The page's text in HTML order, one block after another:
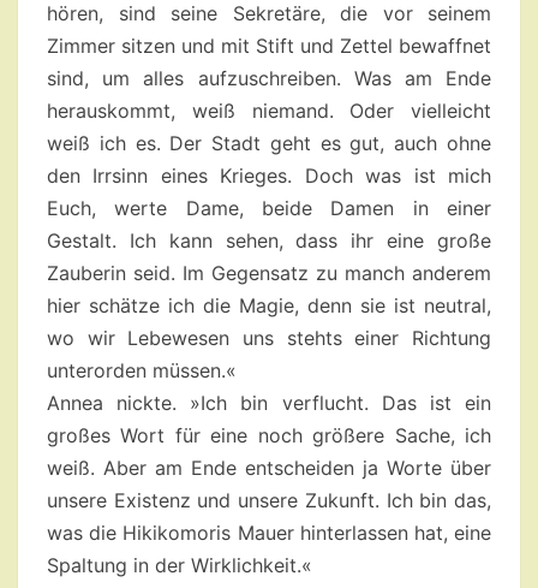
hören, sind seine Sekretäre, die vor seinem
Zimmer sitzen und mit Stift und Zettel bewaffnet
sind, um alles aufzuschreiben. Was am Ende
herauskommt, weiß niemand. Oder vielleicht
weiß ich es. Der Stadt geht es gut, auch ohne
den Irrsinn eines Krieges. Doch was ist mich
Euch, werte Dame, beide Damen in einer
Gestalt. Ich kann sehen, dass ihr eine große
Zauberin seid. Im Gegensatz zu manch anderem
hier schätze ich die Magie, denn sie ist neutral,
wo wir Lebewesen uns stehts einer Richtung
unterorden müssen.«
Annea nickte. »Ich bin verflucht. Das ist ein
großes Wort für eine noch größere Sache, ich
weiß. Aber am Ende entscheiden ja Worte über
unsere Existenz und unsere Zukunft. Ich bin das,
was die Hikikomoris Mauer hinterlassen hat, eine
Spaltung in der Wirklichkeit.«